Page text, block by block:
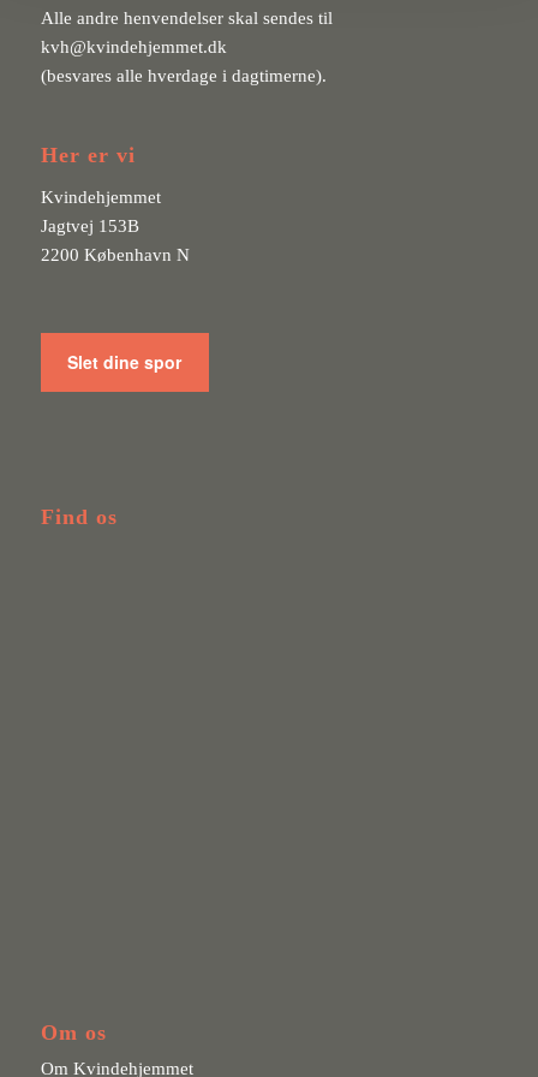
Alle andre henvendelser skal sendes til
kvh@kvindehjemmet.dk
(besvares alle hverdage i dagtimerne).
Her er vi
Kvindehjemmet
Jagtvej 153B
2200 København N
Slet dine spor
Find os
Om os
Om Kvindehjemmet